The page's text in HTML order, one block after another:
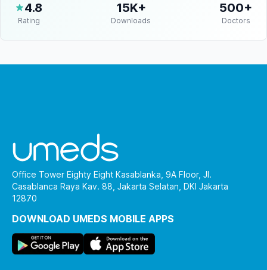
4.8
Rating
15K+
Downloads
500+
Doctors
Office Tower Eighty Eight Kasablanka, 9A Floor, Jl.
Casablanca Raya Kav. 88, Jakarta Selatan, DKI Jakarta
12870
DOWNLOAD UMEDS MOBILE APPS